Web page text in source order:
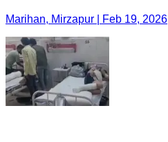
Marihan, Mirzapur | Feb 19, 2026